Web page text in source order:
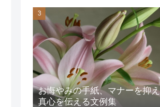
お悔やみの手紙、マナーを抑
真心を伝える文例集